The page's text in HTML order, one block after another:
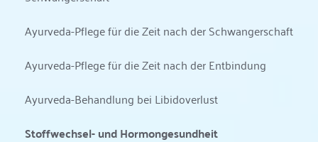
Ayurveda-Pflege für die Zeit nach der Schwangerschaft
Ayurveda-Pflege für die Zeit nach der Entbindung
Ayurveda-Behandlung bei Libidoverlust
Stoffwechsel- und Hormongesundheit